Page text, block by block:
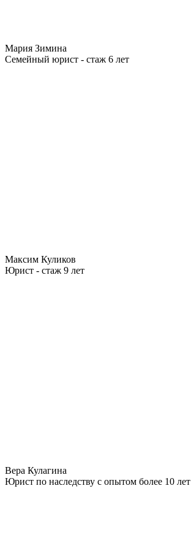
Мария Зимина
Семейный юрист - стаж 6 лет
Максим Куликов
Юрист - стаж 9 лет
Вера Кулагина
Юрист по наследству с опытом более 10 лет